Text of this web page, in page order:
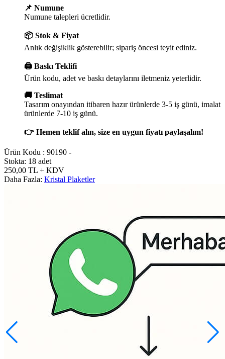
📌 Numune
Numune talepleri ücretlidir.
📦 Stok & Fiyat
Anlık değişiklik gösterebilir; sipariş öncesi teyit ediniz.
🖨️ Baskı Teklifi
Ürün kodu, adet ve baskı detaylarını iletmeniz yeterlidir.
🚚 Teslimat
Tasarım onayından itibaren hazır ürünlerde 3-5 iş günü, imalat
ürünlerde 7-10 iş günü.
👉 Hemen teklif alın, size en uygun fiyatı paylaşalım!
Ürün Kodu : 90190 -
Stokta: 18 adet
250,00 TL + KDV
Daha Fazla: Kristal Plaketler